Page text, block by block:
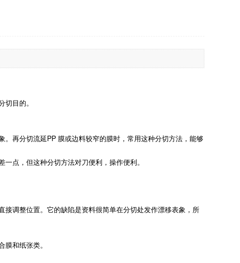
目的。
再分切流延PP 膜或边料较窄的膜时，常用这种分切方法，能够
点，但这种分切方法对刀便利，操作便利。
调整位置。它的缺陷是资料很简单在分切处发作漂移表象，所
和纸张类。